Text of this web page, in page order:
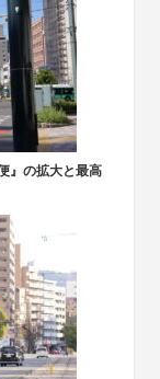
』の拡大と最高